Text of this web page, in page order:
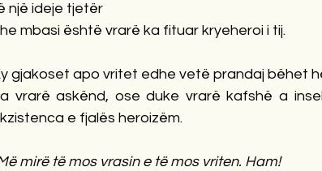
një ideje tjetër
mbasi është vrarë ka fituar kryeheroi i tij.
gjakoset apo vritet edhe vetë prandaj bëhet
vrarë askënd, ose duke vrarë kafshë a
e fjalës heroizëm.
mirë të mos vrasin e të mos vriten. Ham!